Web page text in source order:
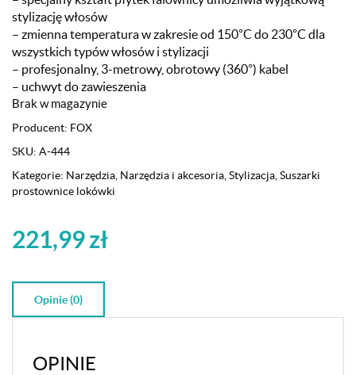
stylizację włosów
– zmienna temperatura w zakresie od 150°C do 230°C dla
wszystkich typów włosów i stylizacji
– profesjonalny, 3-metrowy, obrotowy (360°) kabel
– uchwyt do zawieszenia
Brak w magazynie
Producent: FOX
SKU: A-444
Kategorie: Narzędzia Narzędzia i akcesoria Stylizacja Suszarki
prostownice lokówki
221,99zł
Opinie (0)
OPINIE